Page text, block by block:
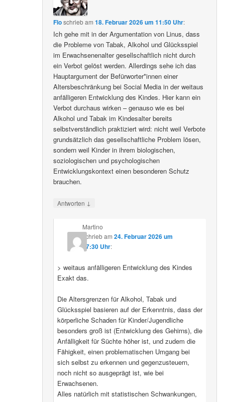
Floschriebam18. Februar 2026 um 11:50 Uhr:
Ich gehe mit in der Argumentation von Linus, dass
die Probleme von Tabak, Alkohol und Glücksspiel
im Erwachsenenalter gesellschaftlich nicht durch
ein Verbot gelöst werden. Allerdings sehe ich das
Hauptargument der Befürworter*innen einer
Altersbeschränkung bei Social Media in der weitaus
anfälligeren Entwicklung des Kindes. Hier kann ein
Verbot durchaus wirken – genauso wie es bei
Alkohol und Tabak im Kindesalter bereits
selbstverständlich praktiziert wird: nicht weil Verbote
grundsätzlich das gesellschaftliche Problem lösen,
sondern weil Kinder in ihrem biologischen,
soziologischen und psychologischen
Entwicklungskontext einen besonderen Schutz
brauchen.
Antworten ↓
Martino
schriebam 24. Februar 2026 um
07:30 Uhr:
> weitaus anfälligeren Entwicklung des Kindes
Exakt das.
Die Altersgrenzen für Alkohol, Tabak und
Glücksspiel basieren auf der Erkenntnis, dass der
körperliche Schaden für Kinder/Jugendliche
besonders groß ist (Entwicklung des Gehirns), die
Anfälligkeit für Süchte höher ist, und zudem die
Fähigkeit, einen problematischen Umgang bei
sich selbst zu erkennen und gegenzusteuern,
noch nicht so ausgeprägt ist, wie bei
Erwachsenen.
Alles natürlich mit statistischen Schwankungen,